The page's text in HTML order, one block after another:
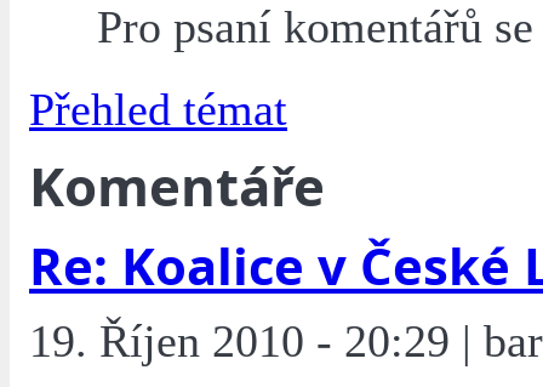
Pro psaní komentářů
Přehled témat
Komentáře
Re: Koalice v České
19. Říjen 2010 - 20:29 |